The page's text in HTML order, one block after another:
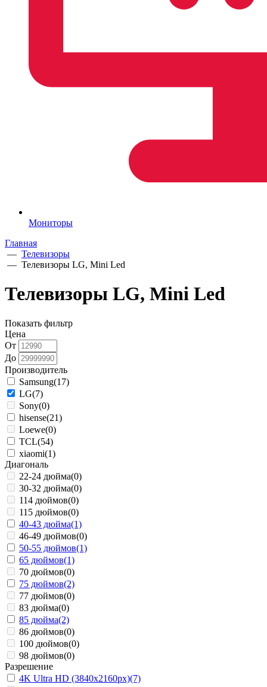
Мониторы
Главная
— Телевизоры
— Телевизоры LG, Mini Led
Телевизоры LG, Mini Led
Показать фильтр
Цена
От
До
Производитель
Samsung(17)
LG(7)
Sony(0)
hisense(21)
Loewe(0)
TCL(54)
xiaomi(1)
Диагональ
22-24 дюйма(0)
30-32 дюйма(0)
114 дюймов(0)
115 дюймов(0)
40-43 дюйма(1)
46-49 дюймов(0)
50-55 дюймов(1)
65 дюймов(1)
70 дюймов(0)
75 дюймов(2)
77 дюймов(0)
83 дюйма(0)
85 дюйма(2)
86 дюймов(0)
100 дюймов(0)
98 дюймов(0)
Разрешение
4K Ultra HD (3840x2160px)(7)